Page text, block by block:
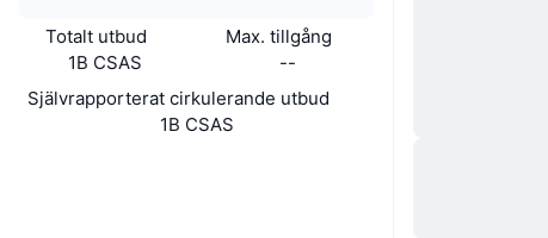
Totalt utbud
1B CSAS
Max. tillgång
--
Självrapporterat cirkulerande utbud
1B CSAS